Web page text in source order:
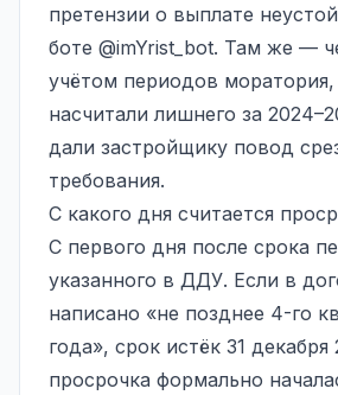
претензии о выплате
боте @imYrist_bot. Там же —
учётом периодов
насчитали лишнего за
дали застройщику повод
требования.
С какого дня считается
С первого дня после срока
указанного в ДДУ. Если в
написано «не позднее 4-го
года», срок истёк 31 декабря
просрочка формально